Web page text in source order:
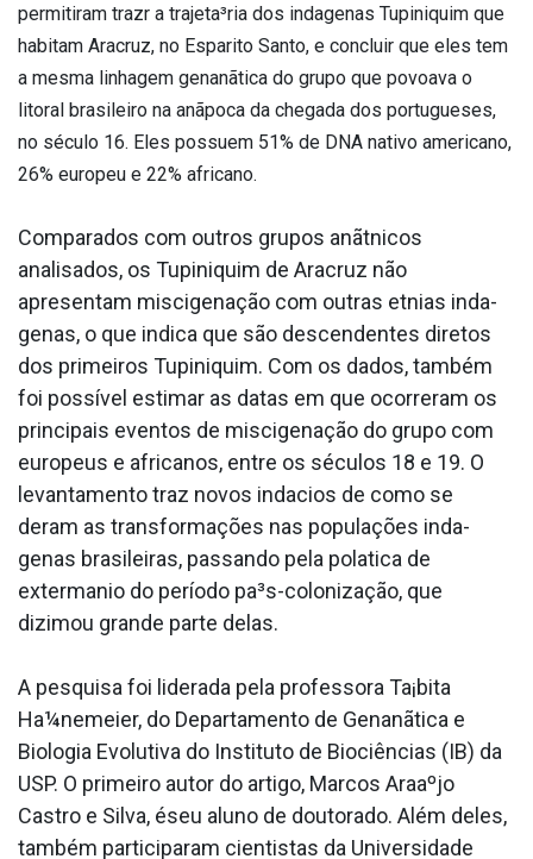
permitiram trazr a trajeta³ria dos inda­genas Tupiniquim que
habitam Aracruz, no Espa­rito Santo, e concluir que eles tem
a mesma linhagem genanãtica do grupo que povoava o
litoral brasileiro na anãpoca da chegada dos portugueses,
no século 16. Eles possuem 51% de DNA nativo americano,
26% europeu e 22% africano.
Comparados com outros grupos anãtnicos
analisados, os Tupiniquim de Aracruz não
apresentam miscigenação com outras etnias inda­
genas, o que indica que são descendentes diretos
dos primeiros Tupiniquim. Com os dados, também
foi possí­vel estimar as datas em que ocorreram os
principais eventos de miscigenação do grupo com
europeus e africanos, entre os séculos 18 e 19. O
levantamento traz novos inda­cios de como se
deram as transformações nas populações inda­
genas brasileiras, passando pela pola­tica de
exterma­nio do período pa³s-colonização, que
dizimou grande parte delas.
A pesquisa foi liderada pela professora Ta¡bita
Ha¼nemeier, do Departamento de Genanãtica e
Biologia Evolutiva do Instituto de Biociências (IB) da
USP. O primeiro autor do artigo, Marcos Araaºjo
Castro e Silva, éseu aluno de doutorado. Além deles,
também participaram cientistas da Universidade